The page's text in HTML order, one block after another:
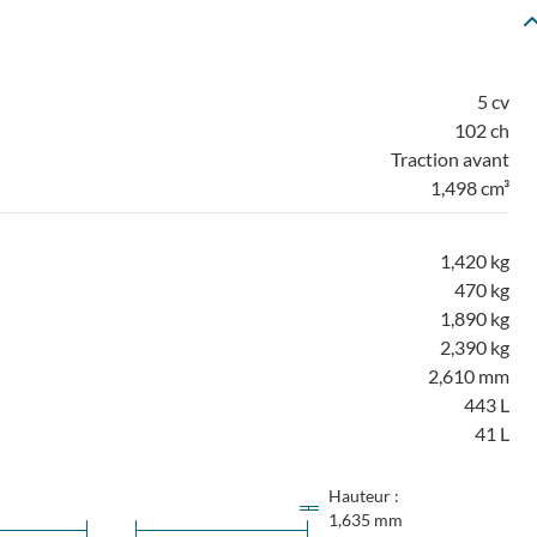
5 cv
102 ch
Traction avant
1,498 cm³
1,420 kg
470 kg
1,890 kg
2,390 kg
2,610 mm
443 L
41 L
Hauteur :
1,635 mm